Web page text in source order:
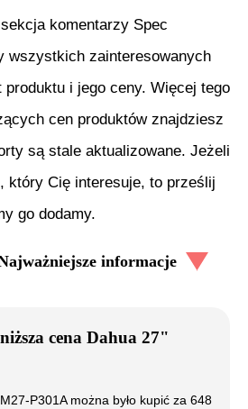
komentarzy Spec
wszystkich zainteresowanych
i jego ceny. Więcej tego
cen produktów znajdziesz
są stale aktualizowane. Jeżeli
który Cię interesuje, to prześlij
go dodamy.
informacje
cena Dahua 27"
P301Amożna było kupić za 648